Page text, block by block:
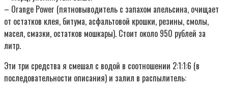
– Orange Power (пятновыводитель с запахом апельсина, очищает
от остатков клея, битума, асфальтовой крошки, резины, смолы,
масел, смазки, остатков мошкары). Стоит около 950 рублей за
литр.
Эти три средства я смешал с водой в соотношении 2:1:1:6 (в
последовательности описания) и залил в распылитель: